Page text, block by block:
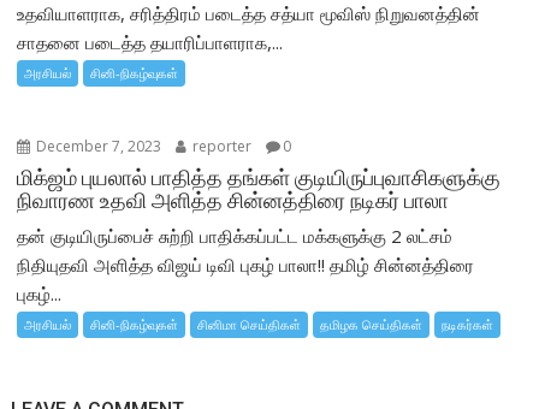
உதவியாளராக, சரித்திரம் படைத்த சத்யா மூவிஸ் நிறுவனத்தின்
சாதனை படைத்த தயாரிப்பாளராக,...
அரசியல் சினி-நிகழ்வுகள்
December 7, 2023 reporter 0
மிக்ஜம் புயலால் பாதித்த தங்கள் குடியிருப்புவாசிகளுக்கு
நிவாரண உதவி அளித்த சின்னத்திரை நடிகர் பாலா
தன் குடியிருப்பைச் சுற்றி பாதிக்கப்பட்ட மக்களுக்கு 2 லட்சம்
நிதியுதவி அளித்த விஜய் டிவி புகழ் பாலா!! தமிழ் சின்னத்திரை
புகழ்...
அரசியல் சினி-நிகழ்வுகள் சினிமா செய்திகள் தமிழக செய்திகள் நடிகர்கள்